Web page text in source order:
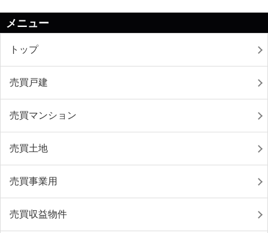
メニュー
トップ
売買戸建
売買マンション
売買土地
売買事業用
売買収益物件